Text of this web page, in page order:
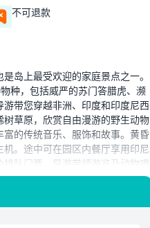
不可退款
岛上最受欢迎的家庭景点之一。
种，包括威严的苏门答腊虎、濒
带您穿越非洲、印度和印度尼西
草原，欣赏自由漫游的野生动物
的传统音乐、服饰和故事。黄昏
。途中可在园区内餐厅享用印尼
队门票、导游带领游览及动物喂
家庭的完美一日游。立即预订您的